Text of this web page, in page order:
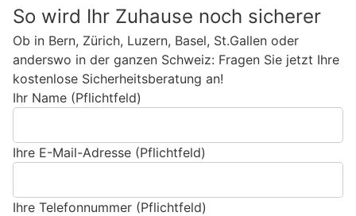
So wird Ihr Zuhause noch sicherer
Ob in Bern, Zürich, Luzern, Basel, St.Gallen oder
anderswo in der ganzen Schweiz: Fragen Sie jetzt Ihre
kostenlose Sicherheitsberatung an!
Ihr Name (Pflichtfeld)
Ihre E-Mail-Adresse (Pflichtfeld)
Ihre Telefonnummer (Pflichtfeld)